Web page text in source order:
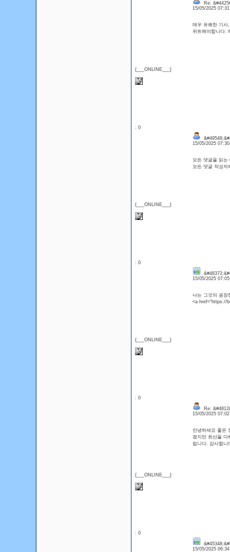
{___ONLINE___}
Re:
15/05/2025
매우 유쾌한 기사
위트해야합니다
: 0
{___ONLINE___}
15/05/2025
모든 댓글을 읽는
모든 댓글 작성자
: 0
{___ONLINE___}
15/05/2025
나는 그것의 굉장
<a href="https://
: 0
{___ONLINE___}
Re:
15/05/2025
안녕하세요 좋은
겠지만 최선을 다
랍니다. 감사합
: 0
15/05/2025